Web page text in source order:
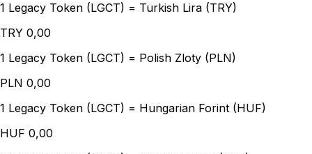
1 Legacy Token (LGCT) = Turkish Lira (TRY)
TRY 0,00
1 Legacy Token (LGCT) = Polish Zloty (PLN)
PLN 0,00
1 Legacy Token (LGCT) = Hungarian Forint (HUF)
HUF 0,00